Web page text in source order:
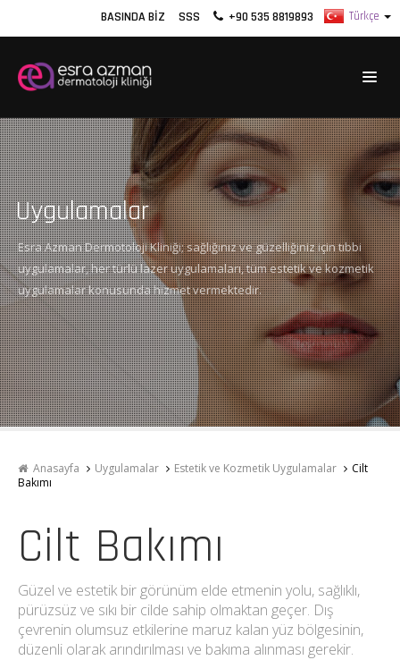
BASINDA BIZ SSS +90 535 8819893
Uygulamalar
Esra Azman Dermotoloji Kliniği; sağlığınız ve güzelliğiniz için tıbbi
uygulamalar, her türlü lazer uygulamaları, tüm estetik ve kozmetik
uygulamalar konusunda hizmet vermektedir.
Anasayfa Uygulamalar Estetik ve Kozmetik Uygulamalar
Cilt
Bakımı
Cilt Bakımı
Güzel ve estetik bir görünüm elde etmenin yolu, sağlıklı,
pürüzsüz ve sıkı bir cilde sahip olmaktan geçer. Dış
çevrenin olumsuz etkilerine maruz kalan yüz bölgesinin,
düzenli olarak arındırılması ve bakıma alınması gerekir.